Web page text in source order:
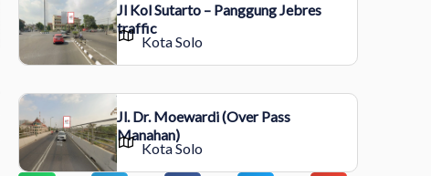
Jl Kol Sutarto – Panggung Jebres
traffic
Kota Solo
Jl. Dr. Moewardi (Over Pass
Manahan)
Kota Solo